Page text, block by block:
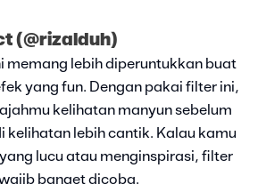
(@rizalduh)
memang lebih diperuntukkan buat
yang fun. Dengan pakai filter ini,
kelihatan manyun sebelum
kelihatan lebih cantik. Kalau kamu
lucu atau menginspirasi, filter
banget dicoba.